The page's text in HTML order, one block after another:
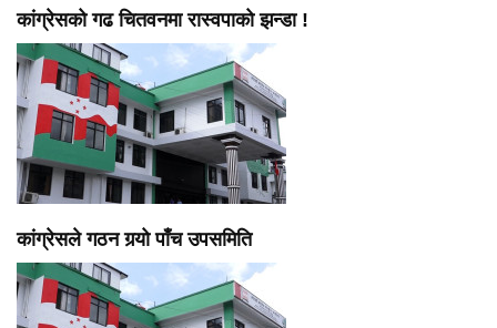
कांग्रेसको गढ चितवनमा रास्वपाको झन्डा !
कांग्रेसले गठन गर्‍यो पाँच उपसमिति